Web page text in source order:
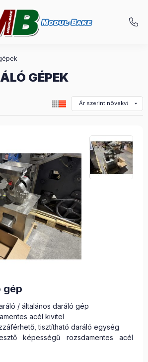
GÉPEK
gép
/ általános daráló gép
acél kivitel
tisztítható daráló egység
képességű rozsdamentes acél